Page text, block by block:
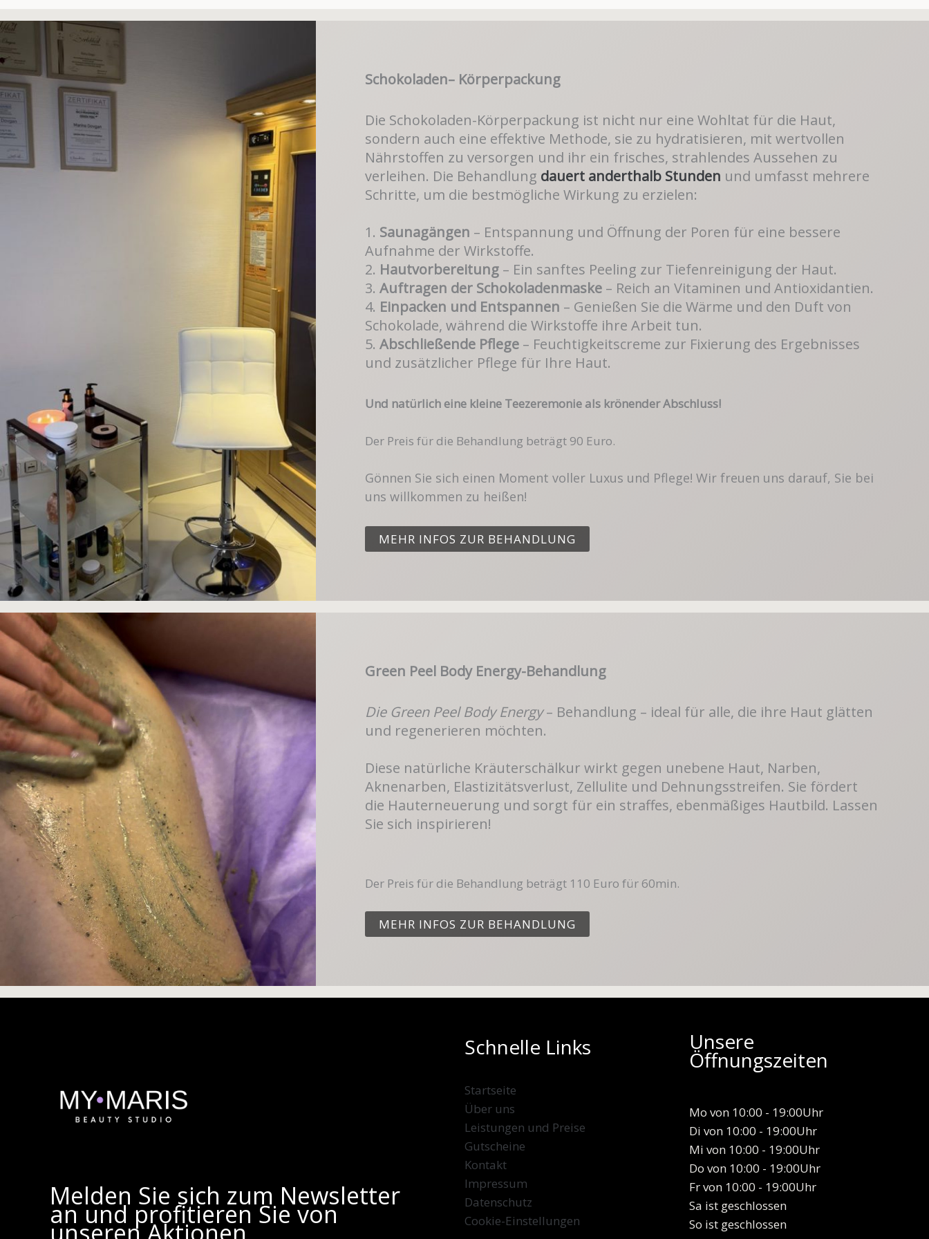
Schokoladen– Körperpackung
Die Schokoladen-Körperpackung ist nicht nur eine Wohltat für die Haut,
sondern auch eine effektive Methode, sie zu hydratisieren, mit wertvollen
Nährstoffen zu versorgen und ihr ein frisches, strahlendes Aussehen zu
verleihen. Die Behandlung dauert anderthalb Stunden und umfasst mehrere
Schritte, um die bestmögliche Wirkung zu erzielen:
1. Saunagängen – Entspannung und Öffnung der Poren für eine bessere
Aufnahme der Wirkstoffe.
2. Hautvorbereitung– Ein sanftes Peeling zur Tiefenreinigung der Haut.
3. Auftragen der Schokoladenmaske– Reich an Vitaminen und Antioxidantien.
4. Einpacken und Entspannen – Genießen Sie die Wärme und den Duft von
Schokolade, während die Wirkstoffe ihre Arbeit tun.
5. Abschließende Pflege– Feuchtigkeitscreme zur Fixierung des Ergebnisses
und zusätzlicher Pflege für Ihre Haut.
Und natürlich eine kleine Teezeremonie als krönender Abschluss!
Der Preis für die Behandlung beträgt 90 Euro.
Gönnen Sie sich einen Moment voller Luxus und Pflege! Wir freuen uns darauf, Sie bei
uns willkommen zu heißen!
MEHR INFOS ZUR BEHANDLUNG
Green Peel Body Energy-Behandlung
Die Green Peel Body Energy– Behandlung – ideal für alle, die ihre Haut glätten
und regenerieren möchten.
Diese natürliche Kräuterschälkur wirkt gegen unebene Haut, Narben,
Aknenarben, Elastizitätsverlust, Zellulite und Dehnungsstreifen. Sie fördert
die Hauterneuerung und sorgt für ein straffes, ebenmäßiges Hautbild. Lassen
Sie sich inspirieren!
Der Preis für die Behandlung beträgt 110 Euro für 60min.
MEHR INFOS ZUR BEHANDLUNG
Melden Sie sich zum Newsletter
an und profitieren Sie von
Schnelle Links
Startseite
Über uns
Leistungen und Preise
Gutscheine
Kontakt
Impressum
Datenschutz
Cookie-Einstellungen
Unsere
Öffnungszeiten
Mo von 10:00 - 19:00Uhr
Di von 10:00 - 19:00Uhr
Mi von 10:00 - 19:00Uhr
Do von 10:00 - 19:00Uhr
Fr von 10:00 - 19:00Uhr
Sa ist geschlossen
So ist geschlossen